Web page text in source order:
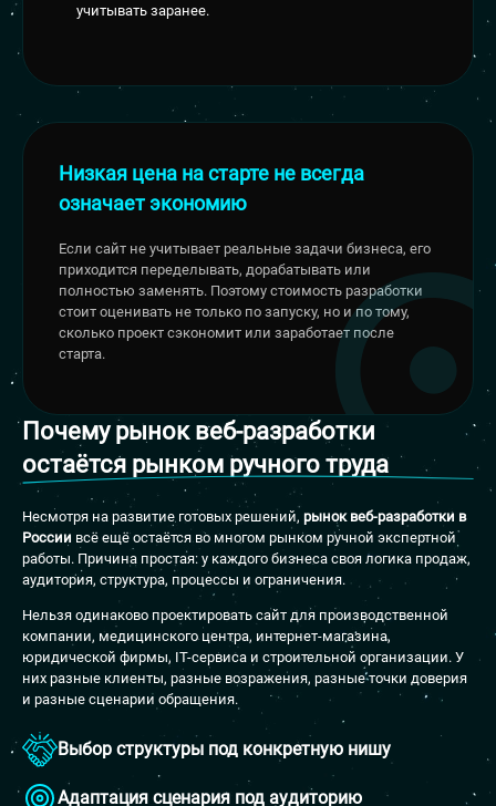
учитывать заранее.
Низкая цена на старте не всегда
означает экономию
Если сайт не учитывает реальные задачи бизнеса, его
приходится переделывать, дорабатывать или
полностью заменять. Поэтому стоимость разработки
стоит оценивать не только по запуску, но и по тому,
сколько проект сэкономит или заработает после
старта.
Почему рынок веб-разработки
остаётся рынком ручного труда
Несмотря на развитие готовых решений, рынок веб-разработки в
России всё ещё остаётся во многом рынком ручной экспертной
работы. Причина простая: у каждого бизнеса своя логика продаж,
аудитория, структура, процессы и ограничения.
Нельзя одинаково проектировать сайт для производственной
компании, медицинского центра, интернет-магазина,
юридической фирмы, IT-сервиса и строительной организации. У
них разные клиенты, разные возражения, разные точки доверия
и разные сценарии обращения.
Выбор структуры под конкретную нишу
Адаптация сценария под аудиторию